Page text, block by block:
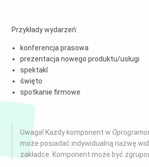
Przykłady wydarzeń:
konferencja prasowa
prezentacja nowego produktu/usługi
spektakl
święto
spotkanie firmowe
Uwaga! Każdy komponent w
może posiadać indywidualną nazwę
zakładce. Komponent może być